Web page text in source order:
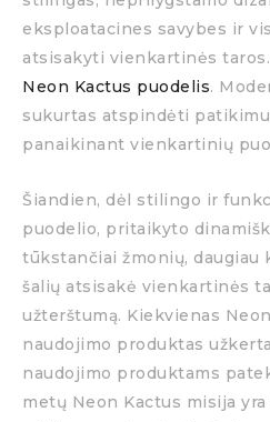
eksploatacines savybes ir
atsisakyti vienkartinės
Neon Kactus puodelis.
sukurtas atspindėti
panaikinant vienkartinių
Šiandien, dėl stilingo ir
puodelio, pritaikyto
tūkstančiai žmonių, daugiau
šalių atsisakė vienkartinės
užterštumą. Kiekvienas
naudojimo produktas
naudojimo produktams
metų Neon Kactus misija